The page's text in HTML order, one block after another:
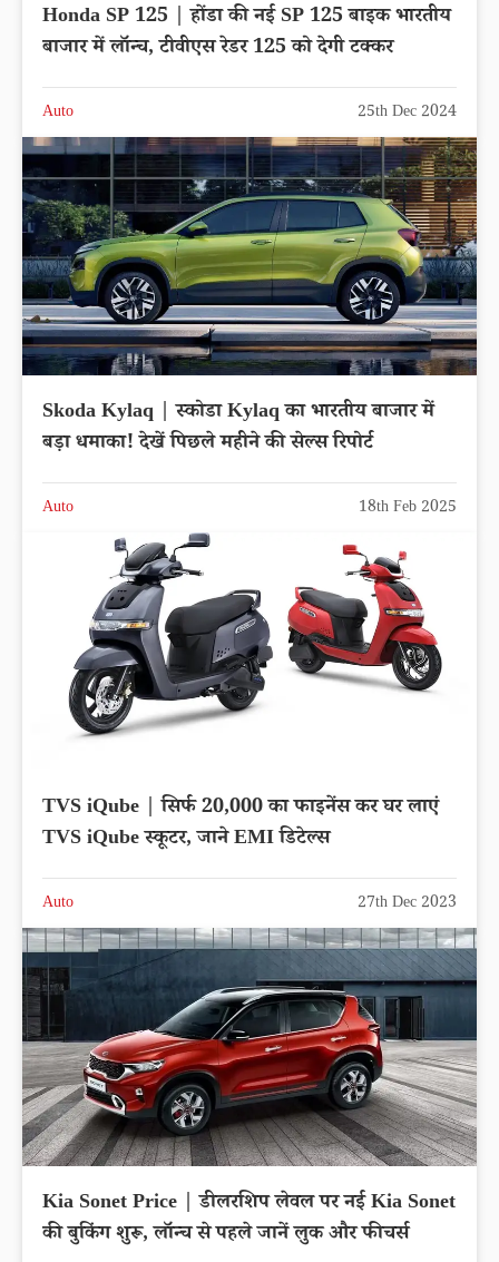
Honda SP 125 | होंडा की नई SP 125 बाइक भारतीय
बाजार में लॉन्च, टीवीएस रेडर 125 को देगी टक्कर
Auto 25th Dec 2024
Skoda Kylaq | स्कोडा Kylaq का भारतीय बाजार में
बड़ा धमाका! देखें पिछले महीने की सेल्स रिपोर्ट
Auto 18th Feb 2025
TVS iQube | सिर्फ 20,000 का फाइनेंस कर घर लाएं
TVS iQube स्कूटर, जाने EMI डिटेल्स
Auto 27th Dec 2023
Kia Sonet Price | डीलरशिप लेवल पर नई Kia Sonet
की बुकिंग शुरू, लॉन्च से पहले जानें लुक और फीचर्स